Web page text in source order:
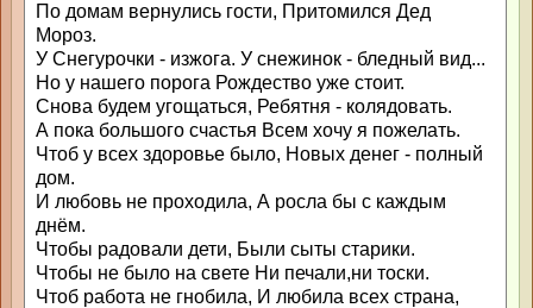
По домам вернулись гости, Притомился Дед
Мороз.
У Снегурочки - изжога. У снежинок - бледный вид...
Но у нашего порога Рождество уже стоит.
Снова будем угощаться, Ребятня - колядовать.
А пока большого счастья Всем хочу я пожелать.
Чтоб у всех здоровье было, Новых денег - полный
дом.
И любовь не проходила, А росла бы с каждым
днём.
Чтобы радовали дети, Были сыты старики.
Чтобы не было на свете Ни печали,ни тоски.
Чтоб работа не гнобила, И любила всех страна,